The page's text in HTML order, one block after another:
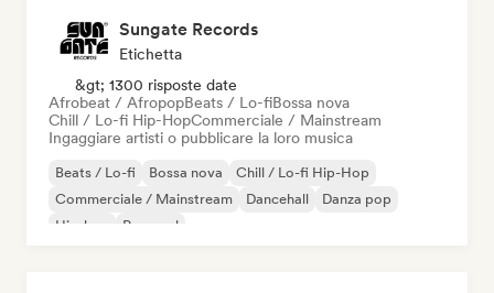
Sungate Records
Etichetta
&gt; 1300 risposte date
Afrobeat / AfropopBeats / Lo-fiBossa nova
Chill / Lo-fi Hip-HopCommerciale / Mainstream
Ingaggiare artisti o pubblicare la loro musica
Beats / Lo-fi Bossa nova
Chill / Lo-fi Hip-Hop
Commerciale / Mainstream
Dancehall
Danza pop
Hip-hop
Pop soul